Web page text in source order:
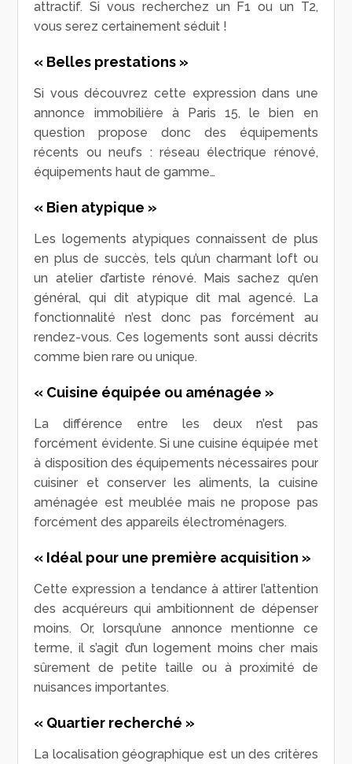
attractif. Si vous recherchez un F1 ou un T2,
vous serez certainement séduit !
« Belles prestations »
Si vous découvrez cette expression dans une
annonce immobilière à Paris 15, le bien en
question propose donc des équipements
récents ou neufs : réseau électrique rénové,
équipements haut de gamme…
« Bien atypique »
Les logements atypiques connaissent de plus
en plus de succès, tels qu’un charmant loft ou
un atelier d’artiste rénové. Mais sachez qu’en
général, qui dit atypique dit mal agencé. La
fonctionnalité n’est donc pas forcément au
rendez-vous. Ces logements sont aussi décrits
comme bien rare ou unique.
« Cuisine équipée ou aménagée »
La différence entre les deux n’est pas
forcément évidente. Si une cuisine équipée met
à disposition des équipements nécessaires pour
cuisiner et conserver les aliments, la cuisine
aménagée est meublée mais ne propose pas
forcément des appareils électroménagers.
« Idéal pour une première acquisition »
Cette expression a tendance à attirer l’attention
des acquéreurs qui ambitionnent de dépenser
moins. Or, lorsqu’une annonce mentionne ce
terme, il s’agit d’un logement moins cher mais
sûrement de petite taille ou à proximité de
nuisances importantes.
« Quartier recherché »
La localisation géographique est un des critères